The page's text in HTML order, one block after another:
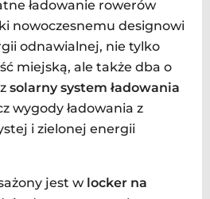
ładowanie rowerów
nowoczesnemu designowi
odnawialnej, nie tylko
miejską, ale także dba o
solarny system ładowania
wygody ładowania z
i zielonej energii
jest w locker na